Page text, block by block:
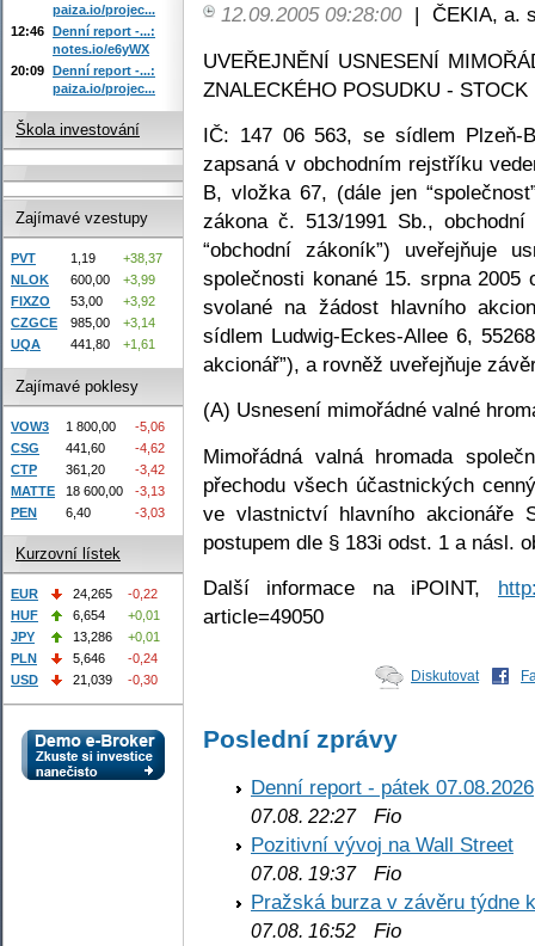
12.09.2005 09:28:00 | ČEKIA, a.
UVEŘEJNĚNÍ USNESENÍ
ZNALECKÉHO POSUDKU -
IČ: 147 06 563, se sídlem Plzeň-
zapsaná v obchodním rejstříku
B, vložka 67, (dále jen
zákona č. 513/1991 Sb.,
“obchodní zákoník”) uveřejňuje
společnosti konané 15. srpna
svolané na žádost hlavního
sídlem Ludwig-Eckes-Allee 6,
akcionář”), a rovněž uveřejňuje
(A) Usnesení mimořádné valné
Mimořádná valná hromada
přechodu všech účastnických
ve vlastnictví hlavního akcionáře
postupem dle § 183i odst. 1 a násl.
Další informace na iPOINT,
article=49050
Diskutovat
Poslední zprávy
Denní report - pátek 07.08.2026
07.08. 22:27Fio
Pozitivní vývoj na Wall Street
07.08. 19:37Fio
Pražská burza v závěru týdne
07.08. 16:52 Fio
paiza.io/projec...
12:46 Denní report -...:
notes.io/e6yWX
20:09 Denní report -...:
paiza.io/projec...
Škola investování
Zajímavé vzestupy
PVT 1,19
+38,37
NLOK
600,00
+3,99
FIXZO
53,00
+3,92
CZGCE
985,00
+3,14
UQA
441,80 +1,61
Zajímavé poklesy
VOW3 1 800,00
-5,06
CSG
441,60
-4,62
CTP
361,20
-3,42
MATTE
18 600,00
-3,13
PEN
6,40 -3,03
Kurzovní lístek
EUR 24,265
-0,22
HUF
6,654
+0,01
JPY
13,286
+0,01
PLN
5,646
-0,24
USD
21,039 -0,30